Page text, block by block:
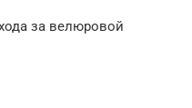
за велюровой